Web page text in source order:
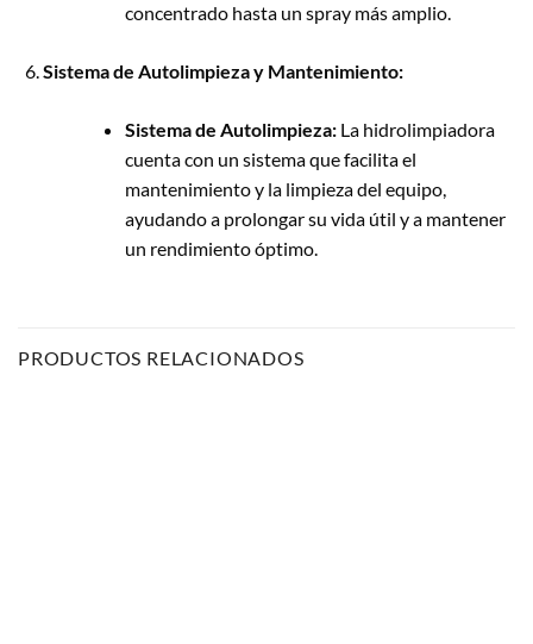
concentrado hasta un spray más amplio.
Sistema de Autolimpieza y Mantenimiento:
Sistema de Autolimpieza:La hidrolimpiadora
cuenta con un sistema que facilita el
mantenimiento y la limpieza del equipo,
ayudando a prolongar su vida útil y a mantener
un rendimiento óptimo.
PRODUCTOS RELACIONADOS